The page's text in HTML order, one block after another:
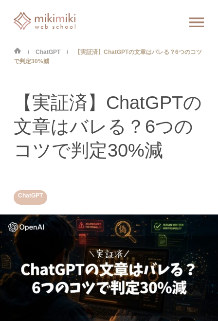
ChatGPT
【実証済】ChatGPTの文章はバレる？6つのコツ
で判定30%減
ChatGPT
【実証済】ChatGPTの
文章はバレる？6つの
コツで判定30%減